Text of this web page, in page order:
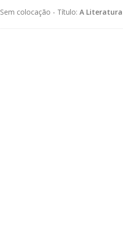
Sem colocação - Título: A